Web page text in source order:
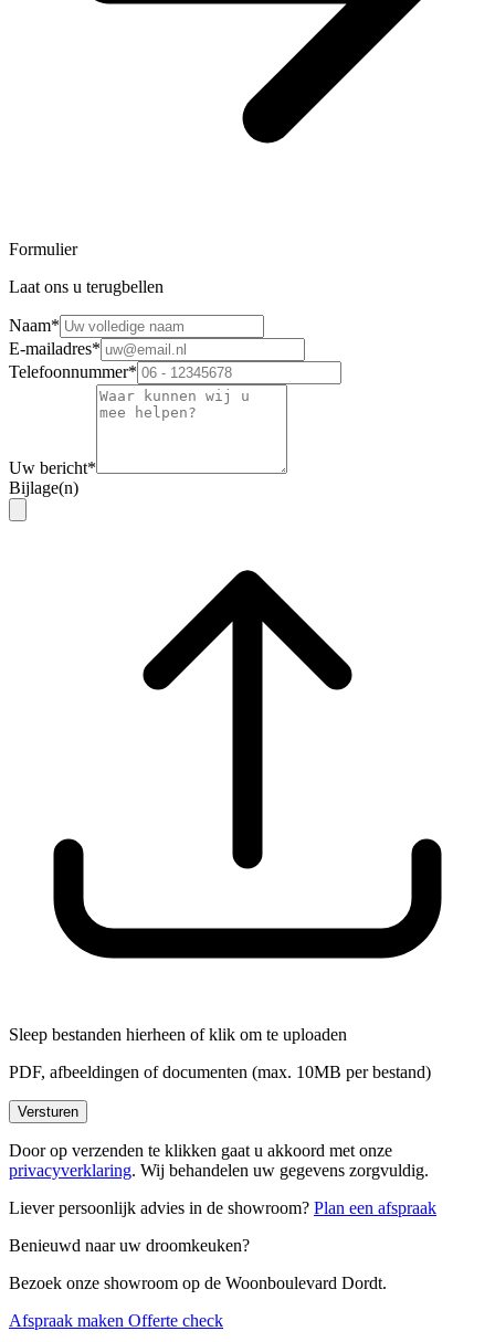
Formulier
Laat ons u terugbellen
Naam*
E-mailadres*
Telefoonnummer*
Uw bericht*
Bijlage(n)
Sleep bestanden hierheen ofklik om te uploaden
PDF, afbeeldingen of documenten (max. 10MB per bestand)
Versturen
Door op verzenden te klikken gaat u akkoord met onze
privacyverklaring. Wij behandelen uw gegevens zorgvuldig.
Liever persoonlijk advies in de showroom? Plan een afspraak
Benieuwd naar uw droomkeuken?
Bezoek onze showroom op de Woonboulevard Dordt.
Afspraak maken Offerte check